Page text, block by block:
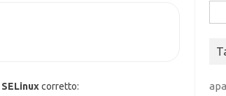
SELinuxcorretto:
per: